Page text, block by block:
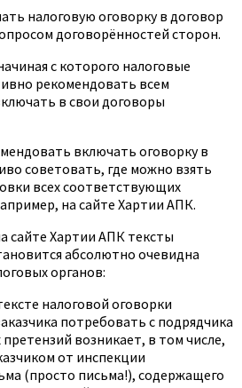
налоговую оговорку в договор
договорённостей сторон.
с которого налоговые
рекомендовать всем
в свои договоры
включать оговорку в
советовать, где можно взять
всех соответствующих
на сайте Хартии АПК.
сайте Хартии АПК тексты
абсолютно очевидна
органов:
налоговой оговорки
потребовать с подрядчика
возникает, в том числе,
от инспекции
(просто письма!), содержащего